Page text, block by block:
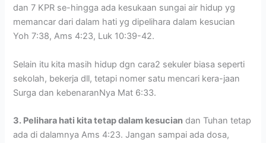
dan 7 KPR se-hingga ada kesukaan sungai air hidup yg
memancar dari dalam hati yg dipelihara dalam kesucian
Yoh 7:38, Ams 4:23, Luk 10:39-42.
Selain itu kita masih hidup dgn cara2 sekuler biasa seperti
sekolah, bekerja dll, tetapi nomer satu mencari kera-jaan
Surga dan kebenaranNya Mat 6:33.
3. Pelihara hati kita tetap dalam kesucian dan Tuhan tetap
ada di dalamnya Ams 4:23. Jangan sampai ada dosa,